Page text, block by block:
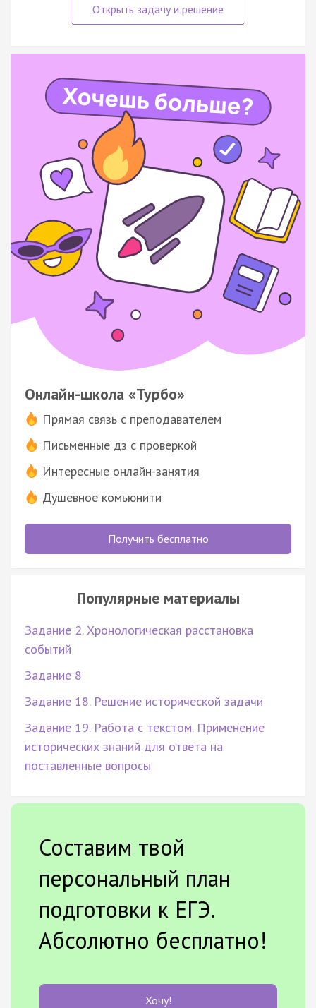
Онлайн-школа «Турбо»
Прямая связь с преподавателем
Письменные дз с проверкой
Интересные онлайн-занятия
Душевное комьюнити
Получить бесплатно
Популярные материалы
Задание 2. Хронологическая расстановка
событий
Задание 8
Задание 18. Решение исторической задачи
Задание 19. Работа с текстом. Применение
исторических знаний для ответа на
поставленные вопросы
Составим твой
персональный план
подготовки к ЕГЭ.
Абсолютно бесплатно!
Хочу!